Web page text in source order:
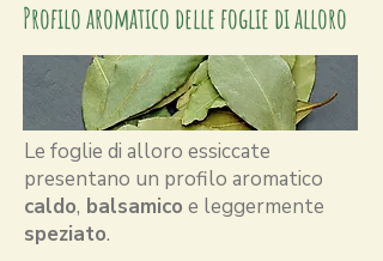
Profilo aromatico delle foglie di alloro
Le foglie di alloro essiccate
presentano un profilo aromatico
caldo, balsamico e leggermente
speziato.